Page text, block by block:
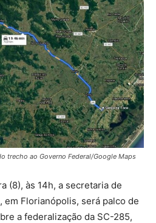
trecho ao Governo Federal/Google Maps
(8), às 14h, a secretaria de
em Florianópolis, será palco de
a federalização da SC-285,